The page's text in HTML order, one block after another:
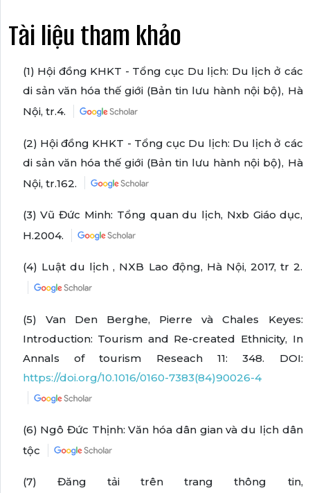
Tài liệu tham khảo
(1) Hội đồng KHKT - Tổng cục Du lịch: Du lịch ở các
di sản văn hóa thế giới (Bản tin lưu hành nội bộ), Hà
Nội, tr.4.
(2) Hội đồng KHKT - Tổng cục Du lịch: Du lịch ở các
di sản văn hóa thế giới (Bản tin lưu hành nội bộ), Hà
Nội, tr.162.
(3) Vũ Đức Minh: Tổng quan du lịch, Nxb Giáo dục,
H.2004.
(4) Luật du lịch , NXB Lao động, Hà Nội, 2017, tr 2.
(5) Van Den Berghe, Pierre và Chales Keyes:
Introduction: Tourism and Re-created Ethnicity, In
Annals of tourism Reseach 11: 348. DOI:
https://doi.org/10.1016/0160-7383(84)90026-4
(6) Ngô Đức Thịnh: Văn hóa dân gian và du lịch dân
tộc
(7) Đăng tải trên trang thông tin,